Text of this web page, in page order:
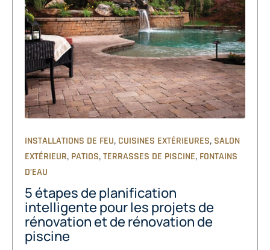
INSTALLATIONS DE FEU, CUISINES EXTÉRIEURES, SALON
EXTÉRIEUR, PATIOS,TERRASSES DE PISCINE, FONTAINS
D’EAU
5 étapes de planification
intelligente pour les projets de
rénovation et de rénovation de
piscine